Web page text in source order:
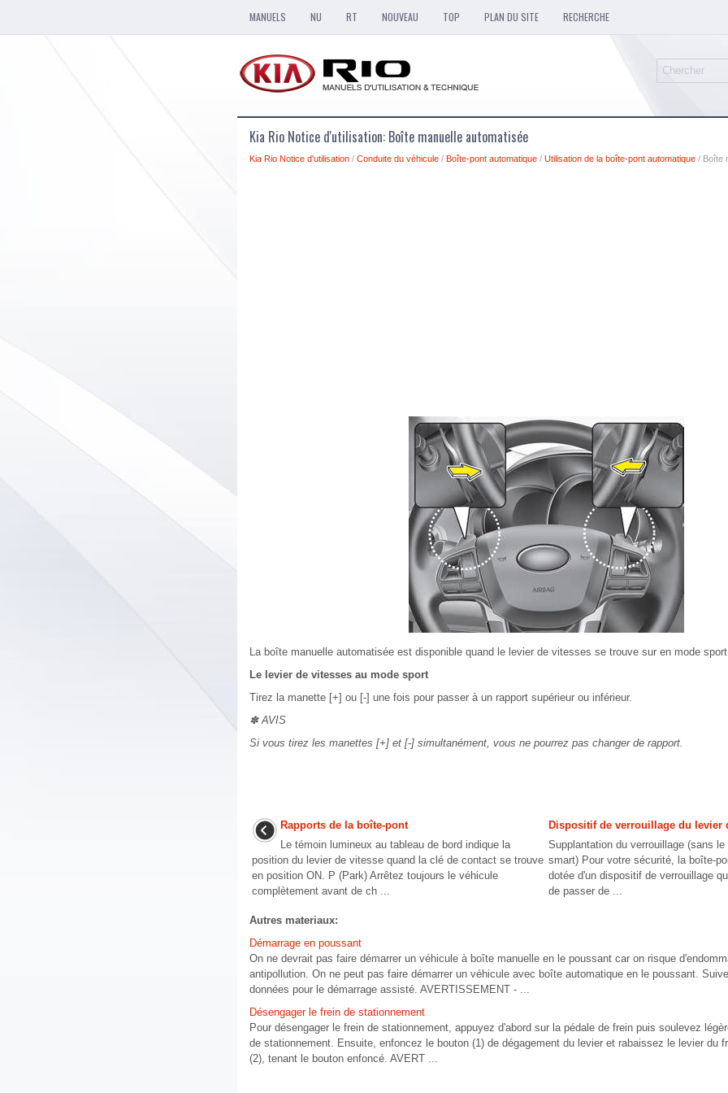
MANUELS NU RT NOUVEAU TOP PLAN DU SITE RECHERCHE
Kia Rio Notice d'utilisation: Boîte manuelle automatisée
Kia Rio Notice d'utilisation / Conduite du véhicule / Boîte-pont automatique / Utilisation de la boîte-pont automatique / Boîte
La boîte manuelle automatisée est disponible quand le levier de vitesses se trouve sur en mode
Le levier de vitesses au mode sport
Tirez la manette [+] ou [-] une fois pour passer à un rapport supérieur ou inférieur.
✽ AVIS
Si vous tirez les manettes [+] et [-] simultanément, vous ne pourrez pas changer de rapport.
Rapports de la boîte-pont
Le témoin lumineux au tableau de bord indique la
position du levier de vitesse quand la clé de contact se trouve
en position ON. P (Park) Arrêtez toujours le véhicule
complètement avant de ch ...
Dispositif de verrouillage du levier
Supplantation du verrouillage (sans
smart) Pour votre sécurité, la boîte-
dotée d'un dispositif de verrouillage
de passer de ...
Autres materiaux:
Démarrage en poussant
On ne devrait pas faire démarrer un véhicule à boîte manuelle en le poussant car on risque
antipollution. On ne peut pas faire démarrer un véhicule avec boîte automatique en le poussant.
données pour le démarrage assisté. AVERTISSEMENT - ...
Désengager le frein de stationnement
Pour désengager le frein de stationnement, appuyez d'abord sur la pédale de frein puis soulevez
de stationnement. Ensuite, enfoncez le bouton (1) de dégagement du levier et rabaissez le levier du
(2), tenant le bouton enfoncé. AVERT ...